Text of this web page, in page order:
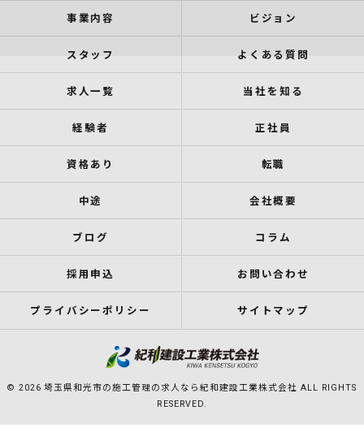
事業内容 ビジョン
スタッフ よくある質問
求人一覧 当社を知る
経験者 正社員
資格あり 転職
中途 会社概要
ブログ コラム
採用申込 お問い合わせ
プライバシーポリシー サイトマップ
© 2026 埼玉県和光市の施工管理の求人なら紀和建設工業株式会社 ALL RIGHTS
RESERVED.